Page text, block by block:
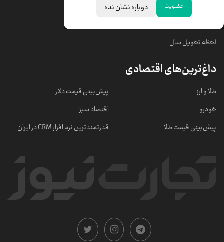
عضویت دوباره نشان نده
خبرهای مهم
لحظه تحویل سال
داغ‌ترین‌های اقتصادی
طلا و ارز
خودرو
پیش‌بینی قیمت طلا
پیش‌بینی قیمت دلار
اقتصاد سبز
قدرتمندترین نرم‌ افزار CRM در ایران